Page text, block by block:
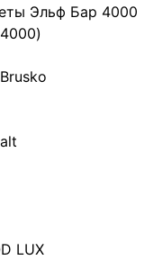
Эльф Бар 4000
LUX